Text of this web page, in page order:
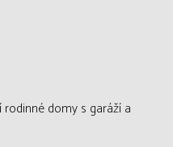
domy s garáží a